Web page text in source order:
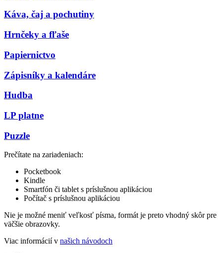
Káva, čaj a pochutiny
Hrnčeky a fľaše
Papiernictvo
Zápisníky a kalendáre
Hudba
LP platne
Puzzle
Prečítate na zariadeniach:
Pocketbook
Kindle
Smartfón či tablet s príslušnou aplikáciou
Počítač s príslušnou aplikáciou
Nie je možné meniť veľkosť písma, formát je preto vhodný skôr pre
väčšie obrazovky.
Viac informácií v našich návodoch